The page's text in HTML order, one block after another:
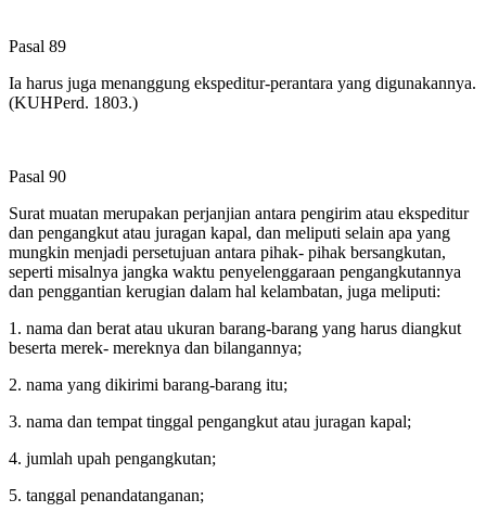
Pasal 89
Ia harus juga menanggung ekspeditur-perantara yang digunakannya.
(KUHPerd. 1803.)
Pasal 90
Surat muatan merupakan perjanjian antara pengirim atau ekspeditur
dan pengangkut atau juragan kapal, dan meliputi selain apa yang
mungkin menjadi persetujuan antara pihak- pihak bersangkutan,
seperti misalnya jangka waktu penyelenggaraan pengangkutannya
dan penggantian kerugian dalam hal kelambatan, juga meliputi:
1. nama dan berat atau ukuran barang-barang yang harus diangkut
beserta merek- mereknya dan bilangannya;
2. nama yang dikirimi barang-barang itu;
3. nama dan tempat tinggal pengangkut atau juragan kapal;
4. jumlah upah pengangkutan;
5. tanggal penandatanganan;